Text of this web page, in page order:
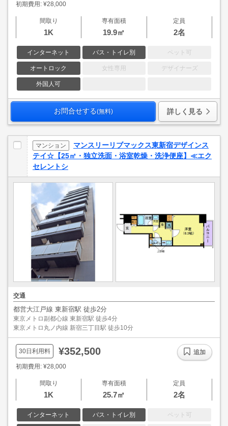
初期費用: ¥28,000
間取り
1K
専有面積
19.9㎡
定員
2名
インターネット バス・トイレ別 ペット可
オートロック 女性専用 デザイナーズ
外国人可
お問合せする(無料) 詳しく見る
マンション
マンスリーリブマックス東新宿デザインス
テイ☆【25㎡・独立洗面・浴室乾燥・洗浄便座】≪エク
セレントシ
交通
都営大江戸線 東新宿駅 徒歩2分
東京メトロ副都心線 東新宿駅 徒歩4分
東京メトロ丸ノ内線 新宿三丁目駅 徒歩10分
30日利用料 ¥352,500
初期費用: ¥28,000
間取り
1K
専有面積
25.7㎡
定員
2名
インターネット バス・トイレ別 ペット可
追加